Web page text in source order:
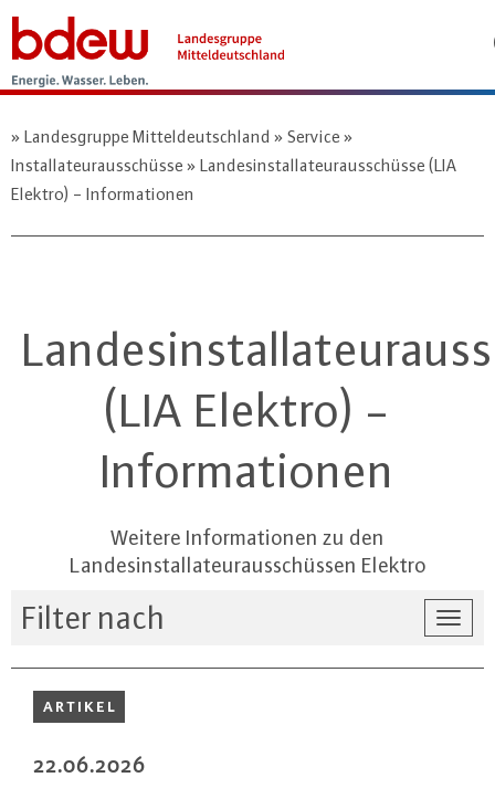
Landesgruppe Mitteldeutschland
Service
Installateurausschüsse
Landesinstallateurausschüsse (LIA
Elektro) - Informationen
(LIA Elektro) -
Informationen
Weitere Informationen zu den
Landesinstallateurausschüssen Elektro
Filter nach
ARTIKEL
22.06.2026